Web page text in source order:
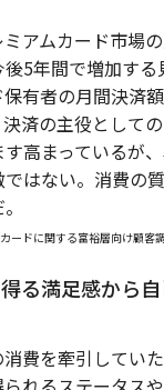
アムカード市場
5年間で増加する
有者の月間決済
済の主役として
高まっているが
はない。消費の
ードに関する富裕層向け顧客
る満足感から
費を牽引してい